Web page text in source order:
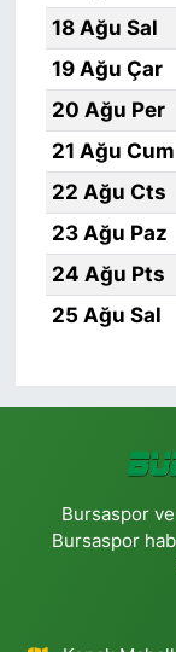
18 Ağu Sal
19 Ağu Çar
20 Ağu Per
21 Ağu Cum
22 Ağu Cts
23 Ağu Paz
24 Ağu Pts
25 Ağu Sal
Bursaspor
Bursaspor